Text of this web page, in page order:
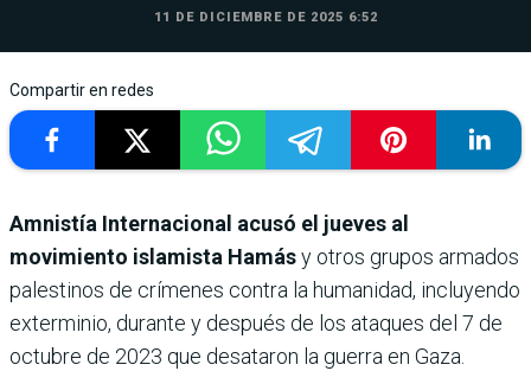
11 DE DICIEMBRE DE 2025 6:52
Compartir en redes
Amnistía Internacional acusó el jueves al
movimiento islamista Hamásy otros grupos armados
palestinos de crímenes contra la humanidad, incluyendo
exterminio, durante y después de los ataques del 7 de
octubre de 2023 que desataron la guerra en Gaza.